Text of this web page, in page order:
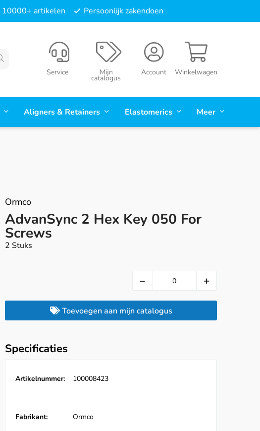
10000+ artikelen Persoonlijk zakendoen
Winkelwagen
Account
Mijn
catalogus
Service
Aligners & Retainers Elastomerics Meer
Ormco
AdvanSync 2 Hex Key 050 For
Screws
2 Stuks
Toevoegen aan mijn catalogus
Specificaties
Artikelnummer: 100008423
Fabrikant: Ormco